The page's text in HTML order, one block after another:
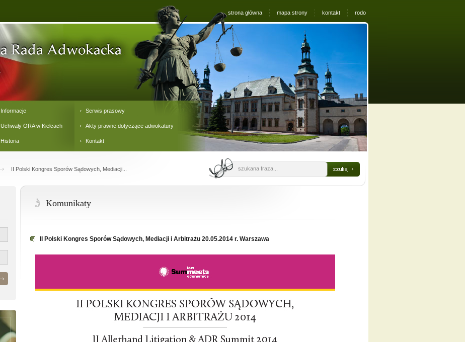
strona główna mapa strony kontakt rodo
Informacje
Uchwały ORA w Kielcach
Historia
Serwis prasowy
Akty prawne dotyczące adwokatury
Kontakt
II Polski Kongres Sporów Sądowych, Mediacji... szukana fraza...
Komunikaty
II Polski Kongres Sporów Sądowych, Mediacji i Arbitrażu 20.05.2014 r. Warszawa